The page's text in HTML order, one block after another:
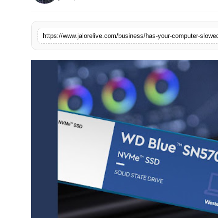
https://www.jalorelive.com/business/has-your-computer-